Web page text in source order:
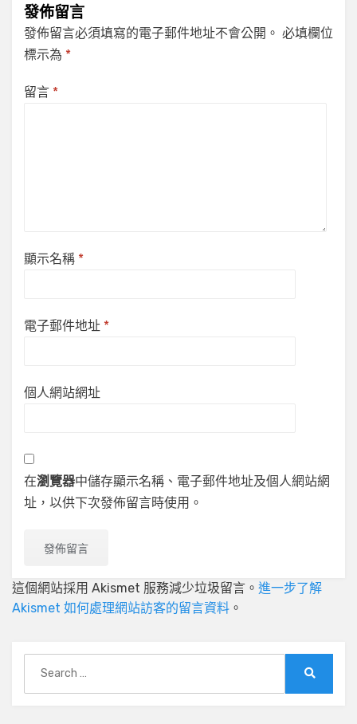
發佈留言
發佈留言必須填寫的電子郵件地址不會公開。 必填欄位
標示為 *
留言 *
顯示名稱 *
電子郵件地址 *
個人網站網址
在瀏覽器中儲存顯示名稱、電子郵件地址及個人網站網
址，以供下次發佈留言時使用。
這個網站採用 Akismet 服務減少垃圾留言。 進一步了解
Akismet 如何處理網站訪客的留言資料 。
for: